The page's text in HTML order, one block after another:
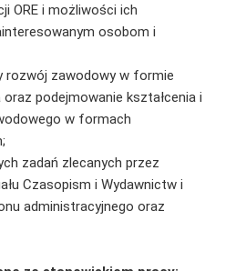
ORE i możliwości ich
osobom i
rozwój zawodowy w formie
podejmowanie kształcenia i
w formach
zadań zlecanych przez
Czasopism i Wydawnictw i
administracyjnego oraz